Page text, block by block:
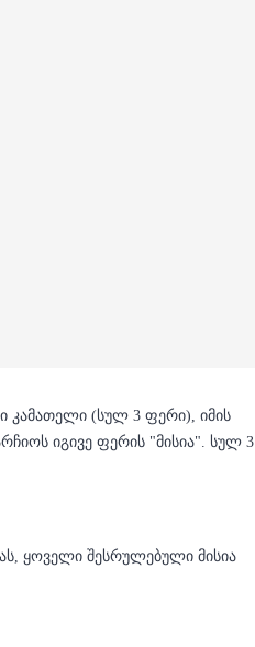
კამათელი (სულ 3 ფერი), იმის
იგივე ფერის "მისია". სულ 3
ყოველი შესრულებული მისია